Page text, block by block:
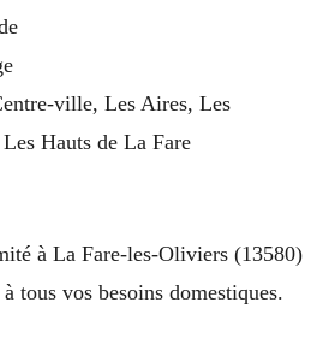
ville, Les Aires, Les
Hauts de La Fare
à La Fare-les-Oliviers (13580)
tous vos besoins domestiques.